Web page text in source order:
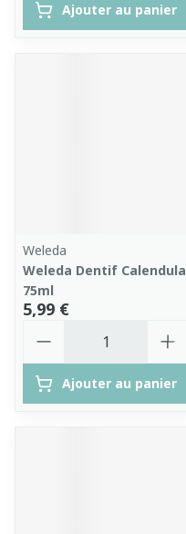
Ajouter au panier
Weleda
Weleda Dentif Calendula
75ml
5,99 €
Ajouter au panier